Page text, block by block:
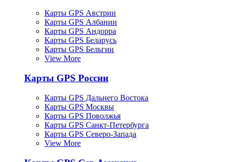
Карты GPS Австрии
Карты GPS Албании
Карты GPS Андорра
Карты GPS Беларусь
Карты GPS Бельгии
View More
Карты GPS России
Карты GPS Дальнего Востока
Карты GPS Москвы
Карты GPS Поволжья
Карты GPS Санкт-Петербурга
Карты GPS Северо-Запада
View More